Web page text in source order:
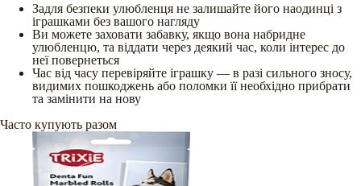
Задля безпеки улюбленця не залишайте його наодинці з
іграшками без вашого нагляду
Ви можете заховати забавку, якщо вона набридне
улюбленцю, та віддати через деякий час, коли інтерес до
неї повернеться
Час від часу перевіряйте іграшку — в разі сильного зносу,
видимих пошкоджень або поломки її необхідно прибрати
та замінити на нову
Часто купують разом